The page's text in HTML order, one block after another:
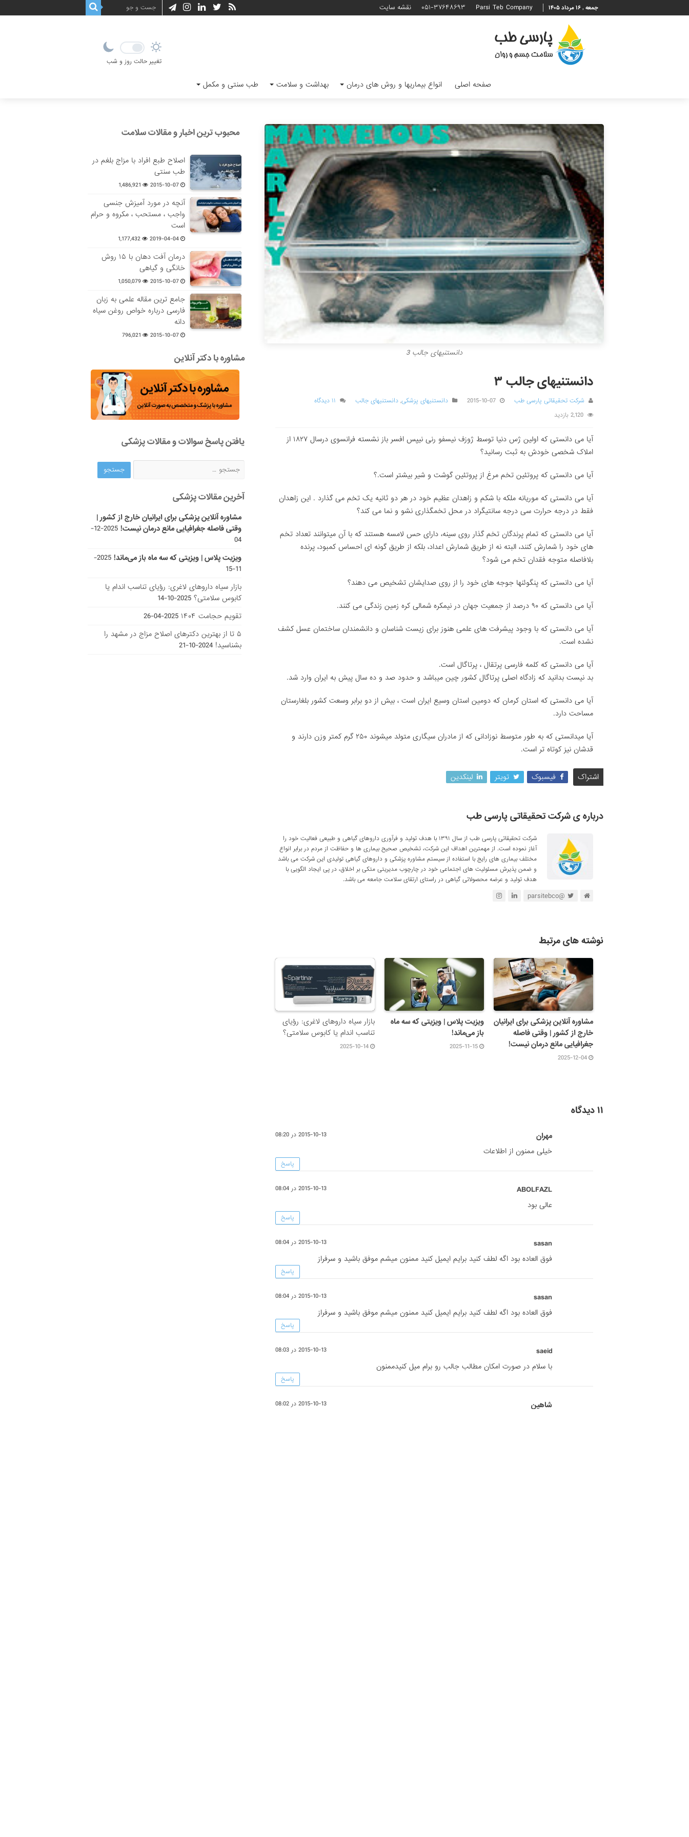
جمعه , ۱۶ مرداد ۱۴۰۵ Parsi Teb Company ۰۵۱-۳۷۶۴۸۶۹۳ نقشه سایت
تغییر حالت روز و شب
صفحه اصلی انواع بیماریها و روش های درمان بهداشت و سلامت طب سنتی و مکمل
دانستنیهای جالب 3
دانستنیهای جالب ۳
شرکت تحقیقاتی پارسی طب 2015-10-07 دانستنیهای پزشکی, دانستنیهای جالب
۱۱ دیدگاه
2,120 بازدید
آیا می دانستی که اولین ژس دنیا توسط ژوزف نیسفو رنى نیپس افسر باز نشسته فرانسوى درسال ۱۸۲۷ از
املاک شخصى خودش به ثبت رسانید؟
آیا می دانستی که پروتئین تخم مرغ از پروتئین گوشت و شیر بیشتر است.؟
آیا می دانستی که موریانه ملکه با شکم و زاهدان عظیم خود در هر دو ثانیه یک تخم می گذارد . این زاهدان
فقط در درجه حرارت سی درجه سانتیگراد در محل تخمگذارى نشو و نما می کند؟
آیا می دانستی که تمام پرندگان تخم گذار روى سینه، داراى حس لامسه هستند که با آن میتوانند تعداد تخم
هاى خود را شمارش کنند، البته نه از طریق شمارش اعداد، بلکه از طریق گونه اى احساس کمبود، پرنده
بلافاصله متوجه فقدان تخم می شود؟
آیا می دانستی که پنگوئنها جوجه هاى خود را از روى صدایشان تشخیص می دهند؟
آیا می دانستی که ۹۰ درصد از جمعیت جهان در نیمکره شمالی کره زمین زندگی می کنند.
آیا می دانستی که با وجود پیشرفت های علمی هنوز برای زیست شناسان و دانشمندان ساختمان عسل کشف
نشده است.
آیا می دانستی که کلمه فارسی پرتقال ، پرتاگال است.
بد نیست بدانید که زادگاه اصلی پرتاگال کشور چین میباشد و حدود صد و ده سال پیش به ایران وارد شد.
آیا می دانستی که استان کرمان که دومین استان وسیع ایران است ، بیش از دو برابر وسعت کشور بلغارستان
مساحت دارد.
آیا میدانستی که به طور متوسط نوزادانی که از مادران سیگارى متولد میشوند ۲۵۰ گرم کمتر وزن دارند و
قدشان نیز کوتاه تر است.
اشتراک فیسبوک تویتر لینکدین
درباره ی شرکت تحقیقاتی پارسی طب
شرکت تحقیقاتی پارسی طب از سال ۱۳۹۱ با هدف تولید و فرآوری داروهای گیاهی و طبیعی فعالیت خود را
آغاز نموده است. از مهمترین اهداف این شرکت، تشخیص صحیح بیماری ها و حفاظت از مردم در برابر انواع
مختلف بیماری های رایج با استفاده از سیستم مشاوره پزشکی و داروهای گیاهی تولیدی این شرکت می باشد
و ضمن پذیرش مسئولیت های اجتماعی خود در چارچوب مدیریتی متکی بر اخلاق، در پی ایجاد الگویی با
هدف تولید و عرضه محصولاتی گیاهی در راستای ارتقای سلامت جامعه می باشد.
@parsitebco
نوشته های مرتبط
مشاوره آنلاین پزشکی برای ایرانیان
خارج از کشور | وقتی فاصله
جغرافیایی مانع درمان نیست!
2025-12-04
ویزیت پلاس | ویزیتی که سه ماه
باز می‌ماند!
2025-11-15
بازار سیاه داروهای لاغری: رؤیای
تناسب اندام یا کابوس سلامتی؟
2025-10-14
۱۱ دیدگاه
مهران 2015-10-13 در 08:20
خیلی ممنون از اطلاعات
پاسخ
ABOLFAZL 2015-10-13 در 08:04
عالی بود
پاسخ
sasan 2015-10-13 در 08:04
فوق العاده بود اگه لطف کنید برایم ایمیل کنید ممنون میشم موفق باشید و سرفراز
پاسخ
sasan 2015-10-13 در 08:04
فوق العاده بود اگه لطف کنید برایم ایمیل کنید ممنون میشم موفق باشید و سرفراز
پاسخ
saeid 2015-10-13 در 08:03
با سلام در صورت امکان مطالب جالب رو برام میل کنیدممنون
پاسخ
شاهین 2015-10-13 در 08:02
محبوب ترین اخبار و مقالات سلامت
اصلاح طبع افراد با مزاج بلغم در
طب سنتی
2015-10-07
1,486,921
آنچه در مورد آمیزش جنسی
واجب ، مستحب ، مکروه و حرام
است
2019-04-04
1,177,432
درمان آفت دهان با ۱۵ روش
خانگی و گیاهی
2015-10-07
1,050,079
جامع ترین مقاله علمی به زبان
فارسی درباره خواص روغن سیاه
دانه
2015-10-07
796,021
مشاوره با دکتر آنلاین
یافتن پاسخ سوالات و مقالات پزشکی
آخرین مقالات پزشکی
مشاوره آنلاین پزشکی برای ایرانیان خارج از کشور |
وقتی فاصله جغرافیایی مانع درمان نیست!
2025-12-
04
ویزیت پلاس | ویزیتی که سه ماه باز می‌ماند!
2025-
11-15
بازار سیاه داروهای لاغری: رؤیای تناسب اندام یا
کابوس سلامتی؟ 2025-10-14
تقویم حجامت ۱۴۰۴
2025-04-26
۵ تا از بهترین دکتر‌های اصلاح مزاج در مشهد را
بشناسید! 2024-10-21